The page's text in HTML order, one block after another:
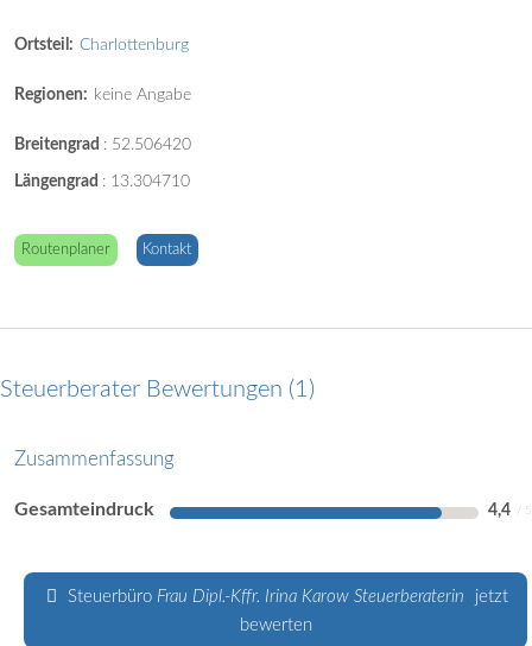
Ortsteil: Charlottenburg
Regionen: keine Angabe
Breitengrad : 52.506420
Längengrad : 13.304710
Routenplaner Kontakt
Steuerberater Bewertungen 1
Zusammenfassung
Gesamteindruck 4,4
Steuerbüro Frau Dipl.-Kffr. Irina Karow Steuerberaterin
jetzt
bewerten